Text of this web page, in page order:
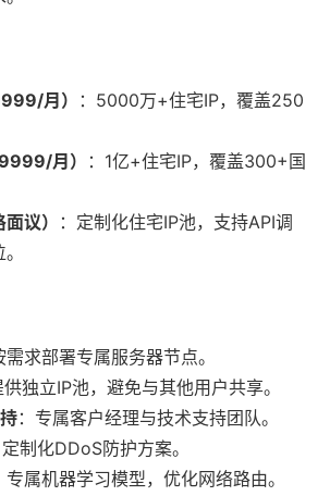
月）
：5000万+住宅IP，覆盖250
月）
：1亿+住宅IP，覆盖300+国
议）
：定制化住宅IP池，支持API调
需求部署专属服务器节点。
供独立IP池，避免与其他用户共享。
：专属客户经理与技术支持团队。
定制化DDoS防护方案。
专属机器学习模型，优化网络路由。